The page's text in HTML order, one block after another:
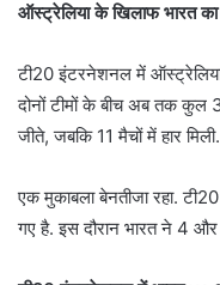
ऑस्ट्रेलिया के खिलाफ भारत का
टी20 इंटरनेशनल में ऑस्ट्रेलिया
दोनों टीमों के बीच अब तक
जीते, जबकि 11 मैचों में हार मिली.
एक मुकाबला बेनतीजा रहा.
गए है. इस दौरान भारत ने 4